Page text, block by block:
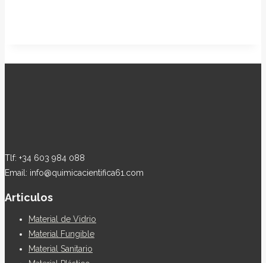
Tlf: +34 603 984 088
Email: info@quimicacientifica61.com
Articulos
Material de Vidrio
Material Fungible
Material Sanitario